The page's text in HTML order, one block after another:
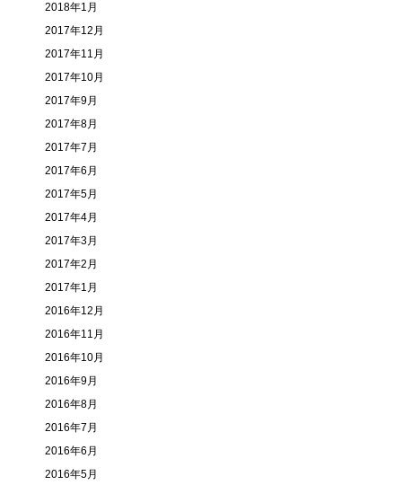
2018年1月
2017年12月
2017年11月
2017年10月
2017年9月
2017年8月
2017年7月
2017年6月
2017年5月
2017年4月
2017年3月
2017年2月
2017年1月
2016年12月
2016年11月
2016年10月
2016年9月
2016年8月
2016年7月
2016年6月
2016年5月